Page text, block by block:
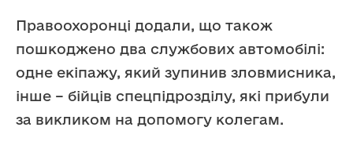
Правоохоронці додали, що також
пошкоджено два службових автомобілі:
одне екіпажу, який зупинив зловмисника,
інше – бійців спецпідрозділу, які прибули
за викликом на допомогу колегам.